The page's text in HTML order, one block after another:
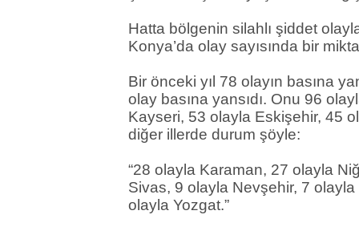
Hatta bölgenin silahlı şiddet
Konya’da olay sayısında bir
Bir önceki yıl 78 olayın basına
olay basına yansıdı. Onu 96
Kayseri, 53 olayla Eskişehir, 45
diğer illerde durum şöyle:
“28 olayla Karaman, 27 olayla
Sivas, 9 olayla Nevşehir, 7 olayla
olayla Yozgat.”